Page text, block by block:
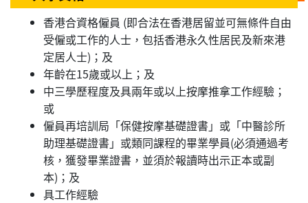
香港合資格僱員 (即合法在香港居留並可無條件自由
受僱或工作的人士，包括香港永久性居民及新來港
定居人士)；及
年齡在15歲或以上；及
中三學歷程度及具兩年或以上按摩推拿工作經驗；
或
僱員再培訓局「保健按摩基礎證書」或「中醫診所
助理基礎證書」或類同課程的畢業學員(必須通過考
核，獲發畢業證書，並須於報讀時出示正本或副
本)；及
具工作經驗